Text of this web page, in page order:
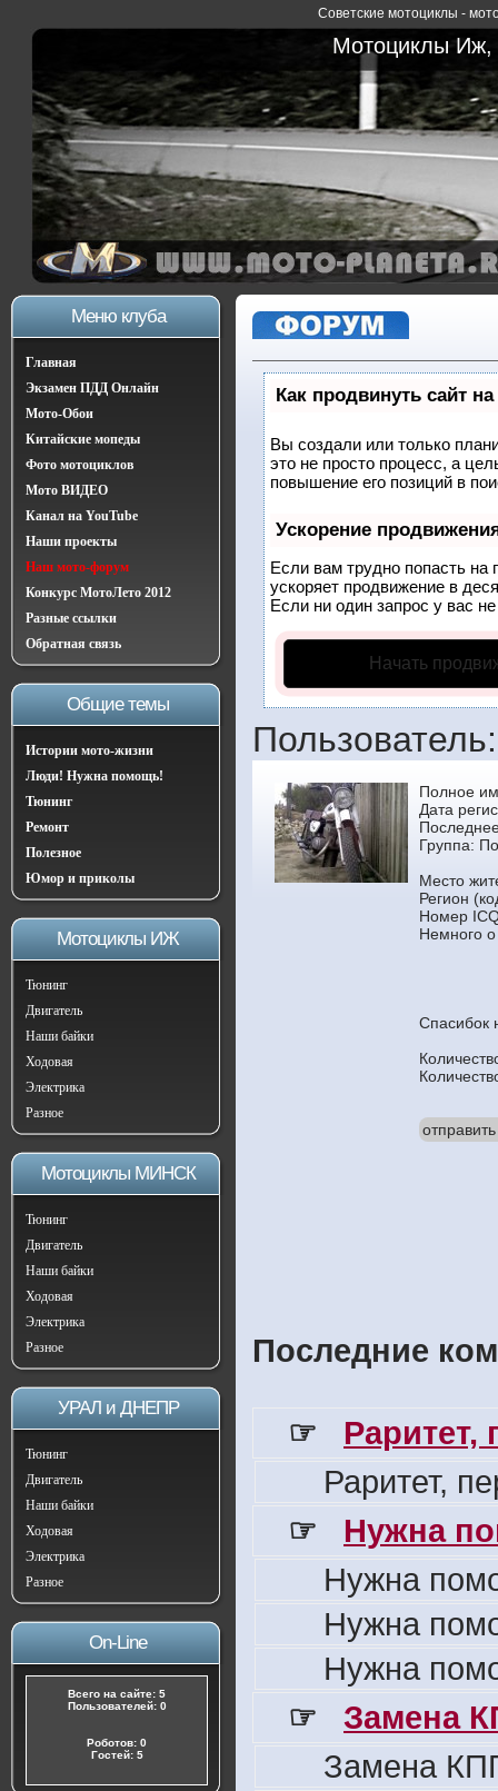
Советские мотоциклы -
Мотоциклы Иж,
Меню клуба
Главная
Экзамен ПДД Онлайн
Мото-Обои
Китайские мопеды
Фото мотоциклов
Мото ВИДЕО
Канал на YouTube
Наши проекты
Наш мото-форум
Конкурс МотоЛето 2012
Разные ссылки
Обратная связь
Общие темы
Истории мото-жизни
Люди! Нужна помощь!
Тюнинг
Ремонт
Полезное
Юмор и приколы
Мотоциклы ИЖ
Тюнинг
Двигатель
Наши байки
Ходовая
Электрика
Разное
Мотоциклы МИНСК
Тюнинг
Двигатель
Наши байки
Ходовая
Электрика
Разное
УРАЛ и ДНЕПР
Тюнинг
Двигатель
Наши байки
Ходовая
Электрика
Разное
On-Line
Всего на сайте: 5
Пользователей: 0
Роботов: 0
Гостей: 5
Как продвинуть сайт
Вы создали или только
это не просто процесс, а
повышение его позиций в
Ускорение
Если вам трудно попасть на
ускоряет продвижение в
Если ни один запрос у вас
Начать
Полное
Дата
Группа:
Место
Регион
Номер
Немного
Спасибок
Последние
☞
Раритет,
Раритет,
☞
Нужна
Нужна
Нужна
Нужна
☞
Замена
Замена